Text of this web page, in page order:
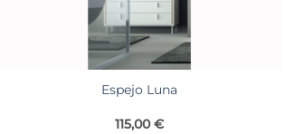
Espejo Luna
115,00€